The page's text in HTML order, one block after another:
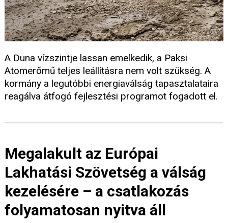
A Duna vízszintje lassan emelkedik, a Paksi
Atomerőmű teljes leállításra nem volt szükség. A
kormány a legutóbbi energiaválság tapasztalataira
reagálva átfogó fejlesztési programot fogadott el.
Megalakult az Európai
Lakhatási Szövetség a válság
kezelésére – a csatlakozás
folyamatosan nyitva áll